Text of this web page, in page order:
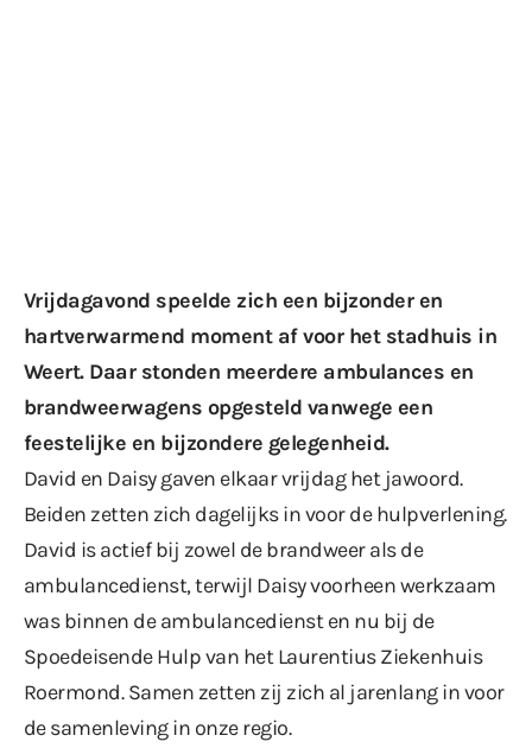
Vrijdagavond speelde zich een bijzonder en
hartverwarmend moment af voor het stadhuis in
Weert. Daar stonden meerdere ambulances en
brandweerwagens opgesteld vanwege een
feestelijke en bijzondere gelegenheid.
David en Daisy gaven elkaar vrijdag het jawoord.
Beiden zetten zich dagelijks in voor de hulpverlening.
David is actief bij zowel de brandweer als de
ambulancedienst, terwijl Daisy voorheen werkzaam
was binnen de ambulancedienst en nu bij de
Spoedeisende Hulp van het Laurentius Ziekenhuis
Roermond. Samen zetten zij zich al jarenlang in voor
de samenleving in onze regio.